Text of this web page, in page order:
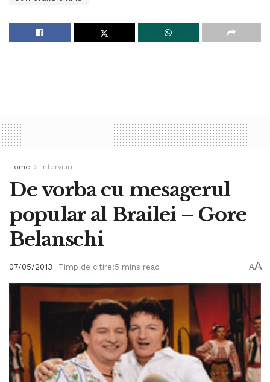
Home Interviuri
De vorba cu mesagerul
popular al Brailei – Gore
Belanschi
07/05/2013 Timp de citire:5 mins read AA